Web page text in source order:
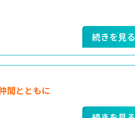
続きを見る
間とともに